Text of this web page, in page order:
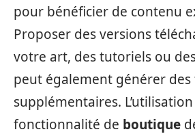
pour bénéficier de contenu
Proposer des versions
votre art, des tutoriels ou
peut également générer
supplémentaires.
fonctionnalité de boutique